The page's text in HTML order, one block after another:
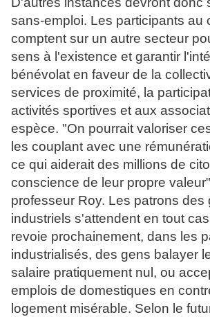
sans-emploi. Les participants au
comptent sur un autre secteur
sens à l'existence et garantir
bénévolat en faveur de la
services de proximité, la
activités sportives et aux
espèce. "On pourrait valoriser
les couplant avec une
ce qui aiderait des millions de
conscience de leur propre
professeur Roy. Les patrons des
industriels s'attendent en tout
revoie prochainement, dans les
industrialisés, des gens balayer
salaire pratiquement nul, ou
emplois de domestiques en
logement misérable. Selon le